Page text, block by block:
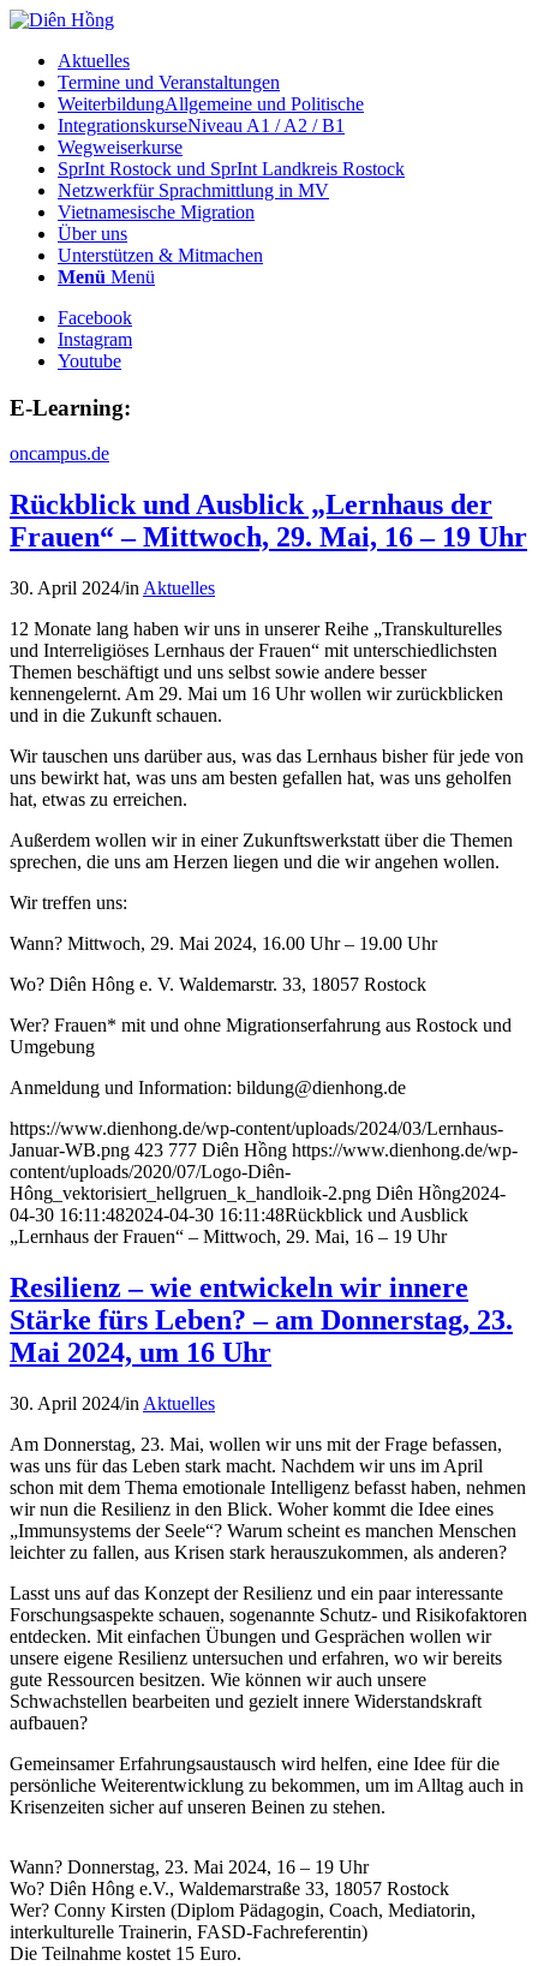
Aktuelles
Termine und Veranstaltungen
WeiterbildungAllgemeine und Politische
IntegrationskurseNiveau A1 / A2 / B1
Wegweiserkurse
SprInt Rostock und SprInt Landkreis Rostock
Netzwerkfür Sprachmittlung in MV
Vietnamesische Migration
Über uns
Unterstützen & Mitmachen
Menü Menü
Facebook
Instagram
Youtube
E-Learning:
oncampus.de
Rückblick und Ausblick „Lernhaus der
Frauen“ – Mittwoch, 29. Mai, 16 – 19 Uhr
30. April 2024/in Aktuelles
12 Monate lang haben wir uns in unserer Reihe „Transkulturelles
und Interreligiöses Lernhaus der Frauen“ mit unterschiedlichsten
Themen beschäftigt und uns selbst sowie andere besser
kennengelernt. Am 29. Mai um 16 Uhr wollen wir zurückblicken
und in die Zukunft schauen.
Wir tauschen uns darüber aus, was das Lernhaus bisher für jede von
uns bewirkt hat, was uns am besten gefallen hat, was uns geholfen
hat, etwas zu erreichen.
Außerdem wollen wir in einer Zukunftswerkstatt über die Themen
sprechen, die uns am Herzen liegen und die wir angehen wollen.
Wir treffen uns:
Wann? Mittwoch, 29. Mai 2024, 16.00 Uhr – 19.00 Uhr
Wo? Diên Hông e. V. Waldemarstr. 33, 18057 Rostock
Wer? Frauen* mit und ohne Migrationserfahrung aus Rostock und
Umgebung
Anmeldung und Information: bildung@dienhong.de
https://www.dienhong.de/wp-content/uploads/2024/03/Lernhaus-
Januar-WB.png 423 777 Diên Hồng https://www.dienhong.de/wp-
content/uploads/2020/07/Logo-Diên-
Hông_vektorisiert_hellgruen_k_handloik-2.png Diên Hồng2024-
04-30 16:11:482024-04-30 16:11:48Rückblick und Ausblick
„Lernhaus der Frauen“ – Mittwoch, 29. Mai, 16 – 19 Uhr
Resilienz – wie entwickeln wir innere
Stärke fürs Leben? – am Donnerstag, 23.
Mai 2024, um 16 Uhr
30. April 2024/in Aktuelles
Am Donnerstag, 23. Mai, wollen wir uns mit der Frage befassen,
was uns für das Leben stark macht. Nachdem wir uns im April
schon mit dem Thema emotionale Intelligenz befasst haben, nehmen
wir nun die Resilienz in den Blick. Woher kommt die Idee eines
„Immunsystems der Seele“? Warum scheint es manchen Menschen
leichter zu fallen, aus Krisen stark herauszukommen, als anderen?
Lasst uns auf das Konzept der Resilienz und ein paar interessante
Forschungsaspekte schauen, sogenannte Schutz- und Risikofaktoren
entdecken. Mit einfachen Übungen und Gesprächen wollen wir
unsere eigene Resilienz untersuchen und erfahren, wo wir bereits
gute Ressourcen besitzen. Wie können wir auch unsere
Schwachstellen bearbeiten und gezielt innere Widerstandskraft
aufbauen?
Gemeinsamer Erfahrungsaustausch wird helfen, eine Idee für die
persönliche Weiterentwicklung zu bekommen, um im Alltag auch in
Krisenzeiten sicher auf unseren Beinen zu stehen.
Wann? Donnerstag, 23. Mai 2024, 16 – 19 Uhr
Wo? Diên Hông e.V., Waldemarstraße 33, 18057 Rostock
Wer? Conny Kirsten (Diplom Pädagogin, Coach, Mediatorin,
interkulturelle Trainerin, FASD-Fachreferentin)
Die Teilnahme kostet 15 Euro.